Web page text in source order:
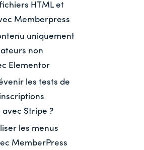
HTML et
Memberpress
uniquement
non
Elementor
les tests de
Stripe ?
les menus
MemberPress